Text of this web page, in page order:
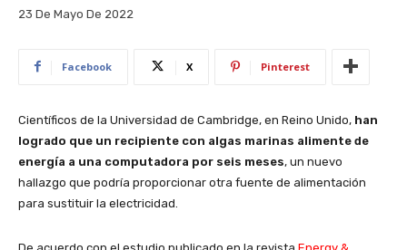
23 De Mayo De 2022
Facebook X Pinterest
Científicos de la Universidad de Cambridge, en Reino Unido, han
logrado que un recipiente con algas marinas alimente de
energía a una computadora por seis meses, un nuevo
hallazgo que podría proporcionar otra fuente de alimentación
para sustituir la electricidad.
De acuerdo con el estudio publicado en la revista Energy &